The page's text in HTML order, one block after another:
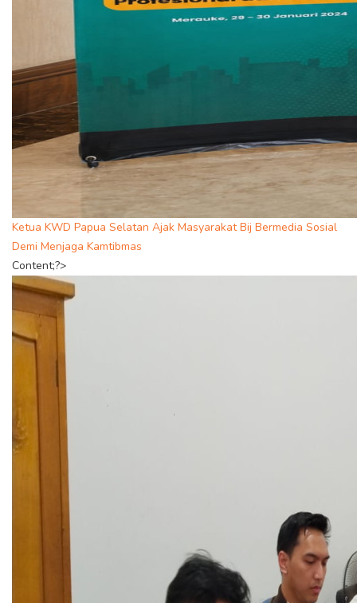
Ketua KWD Papua Selatan Ajak Masyarakat Bij Bermedia Sosial
Demi Menjaga Kamtibmas
Content;?>